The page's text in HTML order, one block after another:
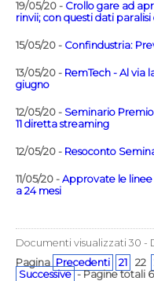
19/05/20 - Crollo gare ad
rinvii; con questi dati
15/05/20 - Confindustria:
13/05/20 - RemTech - Al via
giugno
12/05/20 - Seminario
11 diretta streaming
12/05/20 - Resoconto
11/05/20 - Approvate le
a 24 mesi
Documenti visualizzati 30
Pagina Precedenti 21 22
Successive - Pagine totali